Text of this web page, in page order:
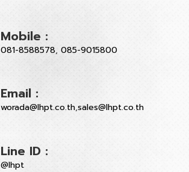
Mobile :
081-8588578, 085-9015800
Email :
worada@lhpt.co.th,sales@lhpt.co.th
Line ID :
@lhpt